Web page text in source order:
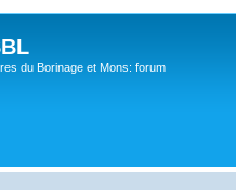
du Borinage et Mons: forum